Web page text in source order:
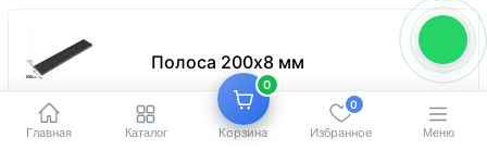
Главная Каталог
0
Корзина Избранное
0
Меню
Полоса 200х8 мм
Длина 6 м